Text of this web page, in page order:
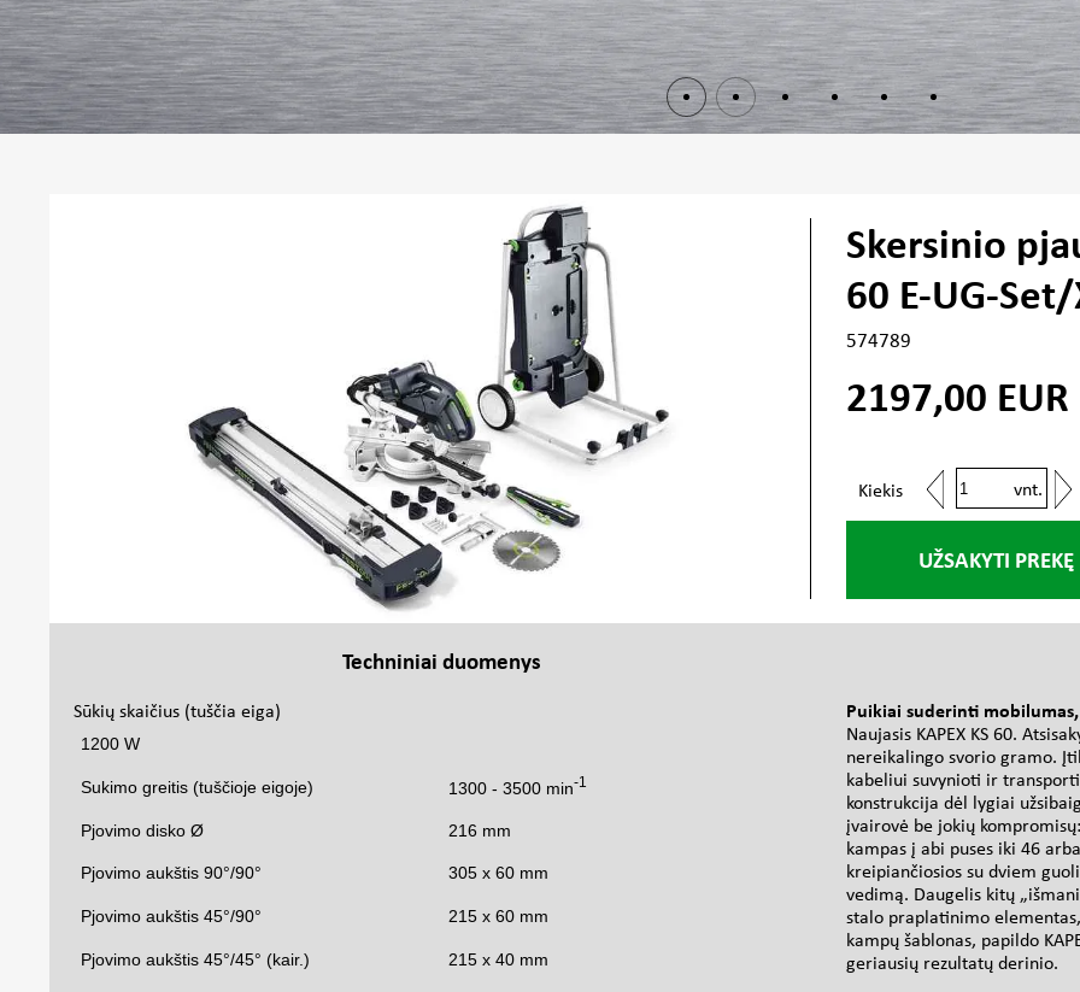
Skersinio
60 E-UG-Set/
574789
2197,00 EUR
Kiekis vnt.
UŽSAKYTI PREKĘ
Techniniai duomenys
Sūkių skaičius (tuščia eiga)
1200 W
Sukimo greitis (tuščioje eigoje) 1300 - 3500 min-1
Pjovimo disko Ø 216 mm
Pjovimo aukštis 90°/90° 305 x 60 mm
Pjovimo aukštis 45°/90° 215 x 60 mm
Pjovimo aukštis 45°/45° (kair.) 215 x 40 mm
Puikiai suderinti
Naujasis KAPEX KS 60.
nereikalingo svorio gramo.
kabeliui suvynioti ir
konstrukcija dėl lygiai
įvairovė be jokių
kampas į abi puses iki 46
kreipiančiosios su dviem
vedimą. Daugelis kitų
stalo praplatinimo
kampų šablonas, papildo
geriausių rezultatų derinio.